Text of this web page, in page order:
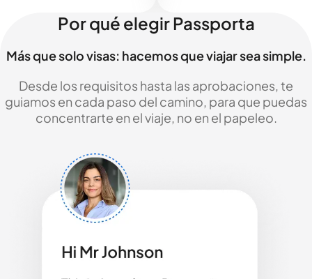
Por qué elegir Passporta
Más que solo visas: hacemos que viajar sea simple.
Desde los requisitos hasta las aprobaciones, te
guiamos en cada paso del camino, para que puedas
concentrarte en el viaje, no en el papeleo.